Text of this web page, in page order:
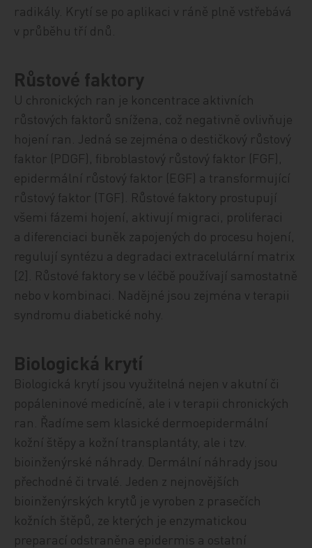
radikály. Krytí se po aplikaci v ráně plně vstřebává
v průběhu tří dnů.
Růstové faktory
U chronických ran je koncentrace aktivních
růstových faktorů snížena, což negativně ovlivňuje
hojení ran. Jedná se zejména o destičkový růstový
faktor (PDGF), fibroblastový růstový faktor (FGF),
epidermální růstový faktor (EGF) a transformující
růstový faktor (TGF). Růstové faktory prostupují
všemi fázemi hojení, aktivují migraci, proliferaci
a diferenciaci buněk zapojených do procesu hojení,
regulují syntézu a degradaci extracelulární matrix
[2]. Růstové faktory se v léčbě používají samostatně
nebo v kombinaci. Nadějné jsou zejména v terapii
syndromu diabetické nohy.
Biologická krytí
Biologická krytí jsou využitelná nejen v akutní či
popáleninové medicíně, ale i v terapii chronických
ran. Řadíme sem klasické dermoepidermální
kožní štěpy a kožní transplantáty, ale i tzv.
bioinženýrské náhrady. Dermální náhrady jsou
přechodné či trvalé. Jeden z nejnovějších
bioinženýrských krytů je vyroben z prasečích
kožních štěpů, ze kterých je enzymatickou
preparací odstraněna epidermis a ostatní